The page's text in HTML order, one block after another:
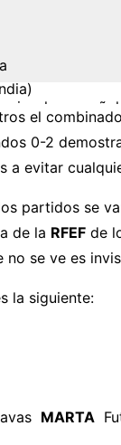
pic.twitter.com/
October 18,
el
0-2
a evitar
partidos se
de la RFEF de
no se ve es
la siguiente:
MARTA